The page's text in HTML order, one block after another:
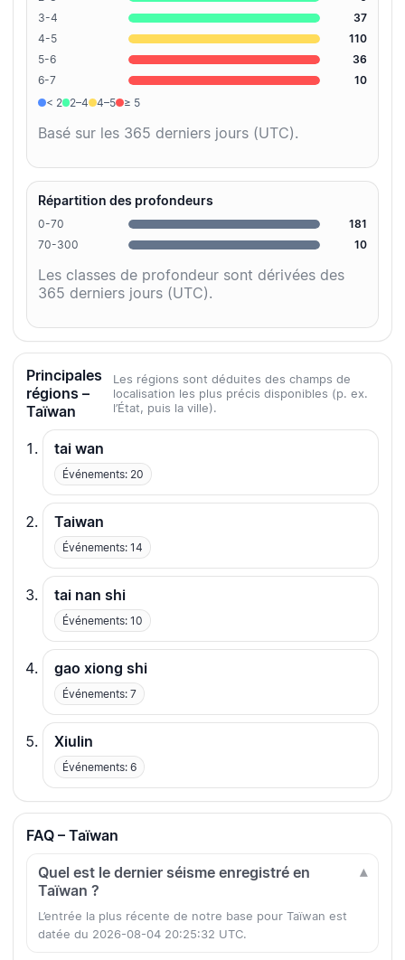
3-4
37
4-5
110
5-6
36
6-7
10
< 2
2–4 4–5 ≥ 5
Basé sur les 365 derniers jours (UTC).
Répartition des profondeurs
0-70
181
70-300
10
Les classes de profondeur sont dérivées des
365 derniers jours (UTC).
Principales
régions –
Taïwan
Les régions sont déduites des champs de
localisation les plus précis disponibles (p. ex.
l’État, puis la ville).
tai wan
Événements: 20
Taiwan
Événements: 14
tai nan shi
Événements: 10
gao xiong shi
Événements: 7
Xiulin
Événements: 6
FAQ – Taïwan
Quel est le dernier séisme enregistré en
Taïwan ?
L’entrée la plus récente de notre base pour Taïwan est
datée du 2026-08-04 20:25:32 UTC.